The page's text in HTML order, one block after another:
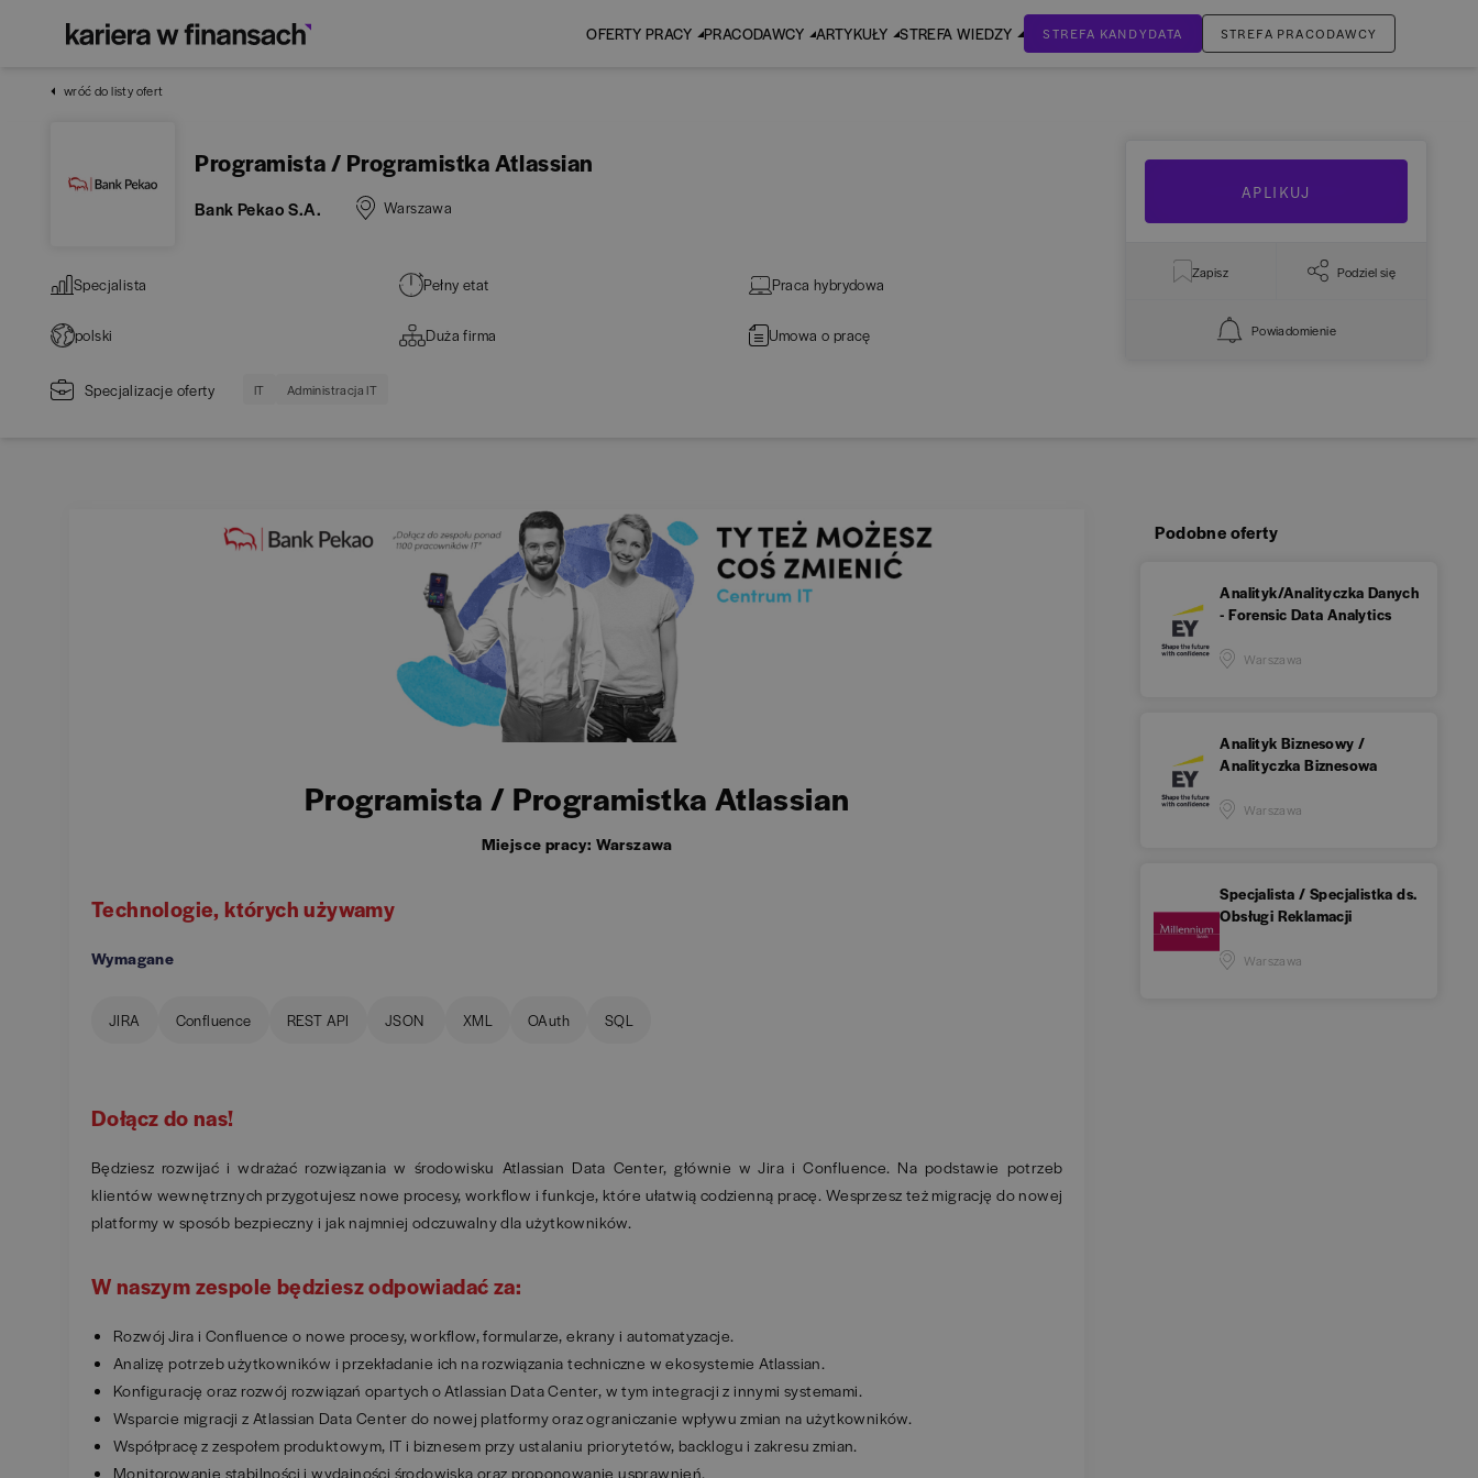
OFERTY PRACY PRACODAWCY ARTYKUŁY STREFA WIEDZY STREFA KANDYDATA STREFA PRACODAWCY
wróć do listy ofert
Programista / Programistka Atlassian
Bank Pekao S.A. Warszawa
Specjalista Pełny etat Praca hybrydowa
polski Duża firma Umowa o pracę
Specjalizacje oferty IT Administracja IT
APLIKUJ
Zapisz Podziel się
Powiadomienie
Programista / Programistka Atlassian
Miejsce pracy: Warszawa
Technologie, których używamy
Wymagane
JIRA Confluence REST API JSON XML OAuth SQL
Dołącz do nas!
Będziesz rozwijać i wdrażać rozwiązania w środowisku Atlassian Data Center, głównie w Jira i Confluence. Na podstawie potrzeb
klientów wewnętrznych przygotujesz nowe procesy, workflow i funkcje, które ułatwią codzienną pracę. Wesprzesz też migrację do nowej
platformy w sposób bezpieczny i jak najmniej odczuwalny dla użytkowników.
W naszym zespole będziesz odpowiadać za:
Rozwój Jira i Confluence o nowe procesy, workflow, formularze, ekrany i automatyzacje.
Analizę potrzeb użytkowników i przekładanie ich na rozwiązania techniczne w ekosystemie Atlassian.
Konfigurację oraz rozwój rozwiązań opartych o Atlassian Data Center, w tym integracji z innymi systemami.
Wsparcie migracji z Atlassian Data Center do nowej platformy oraz ograniczanie wpływu zmian na użytkowników.
Współpracę z zespołem produktowym, IT i biznesem przy ustalaniu priorytetów, backlogu i zakresu zmian.
Monitorowanie stabilności i wydajności środowiska oraz proponowanie usprawnień.
Podobne oferty
Analityk/Analityczka Danych
- Forensic Data Analytics
Warszawa
Analityk Biznesowy /
Analityczka Biznesowa
Warszawa
Specjalista / Specjalistka ds.
Obsługi Reklamacji
Warszawa